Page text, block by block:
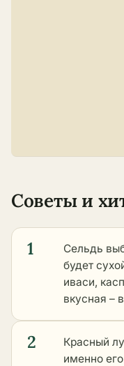
Советы и
1
Сельдь
будет
иваси,
вкусная –
2
Красный
именно